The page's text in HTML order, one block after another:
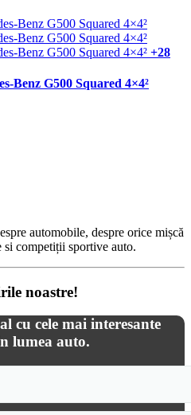
+28
Benz G500 Squared 4×4²
automobile, despre orice mișcă
competiții sportive auto.
noastre!
cu cele mai interesante
lumea auto.